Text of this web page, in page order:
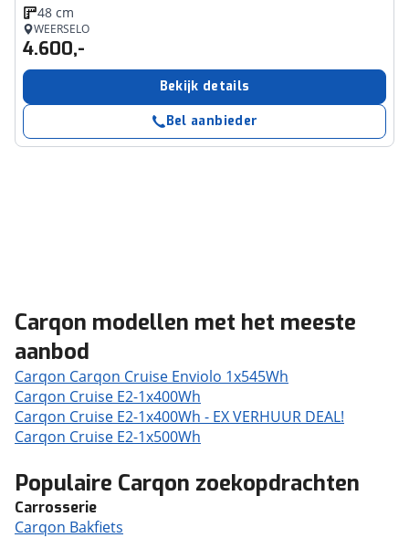
48 cm
WEERSELO
4.600,-
Bekijk details
Bel aanbieder
Carqon modellen met het meeste
aanbod
Carqon Carqon Cruise Enviolo 1x545Wh
Carqon Cruise E2-1x400Wh
Carqon Cruise E2-1x400Wh - EX VERHUUR DEAL!
Carqon Cruise E2-1x500Wh
Populaire Carqon zoekopdrachten
Carrosserie
Carqon Bakfiets